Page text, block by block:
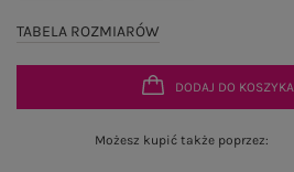
TABELA ROZMIARÓW
DODAJ DO KOSZYKA
Możesz kupić także poprzez: